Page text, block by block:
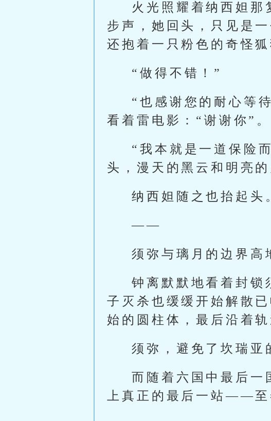
火光照耀着纳西妲那
步声，她回头，只见是
还抱着一只粉色的奇怪狐
“做得不错！”
“也感谢您的耐心等
看着雷电影：“谢谢你”。
“我本就是一道保险
头，漫天的黑云和明亮
纳西妲随之也抬起头
——
须弥与璃月的边界
钟离默默地看着封锁
子灭杀也缓缓开始解散
始的圆柱体，最后沿着轨
须弥，避免了坎瑞亚
而随着六国中最后一
上真正的最后一站——至